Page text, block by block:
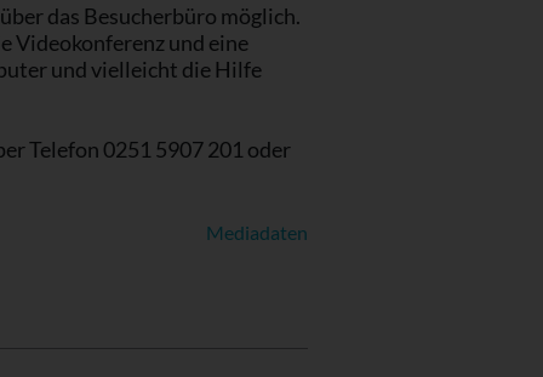
das Besucherbüro möglich.
Videokonferenz und eine
und vielleicht die Hilfe
Telefon 0251 5907 201 oder
Mediadaten